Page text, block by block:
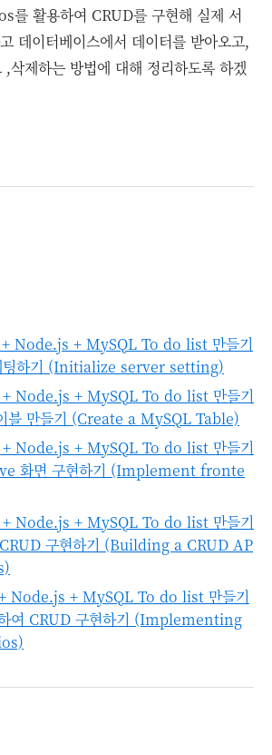
를 활용하여 CRUD를 구현해 실제 서
데이터베이스에서 데이터를 받아오고,
,삭제하는 방법에 대해 정리하도록 하겠
Node.js + MySQL To do list 만들기
팅하기 (Initialize server setting)
Node.js + MySQL To do list 만들기
블 만들기 (Create a MySQL Table)
Node.js + MySQL To do list 만들기
화면 구현하기 (Implement fronte
Node.js + MySQL To do list 만들기
구현하기 (Building a CRUD AP
Node.js + MySQL To do list 만들기
여 CRUD 구현하기 (Implementing